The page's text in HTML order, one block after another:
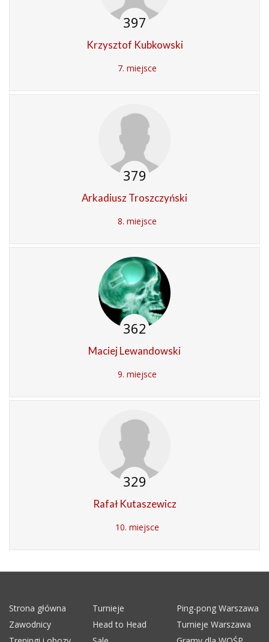
397
Krzysztof Kubkowski
7. miejsce
379
Arkadiusz Troszczyński
8. miejsce
362
Maciej Lewandowski
9. miejsce
329
Rafał Kutaszewicz
10. miejsce
Strona główna Turnieje
Ping-pong Warszawa
Zawodnicy
Head to Head
Turnieje Warszawa